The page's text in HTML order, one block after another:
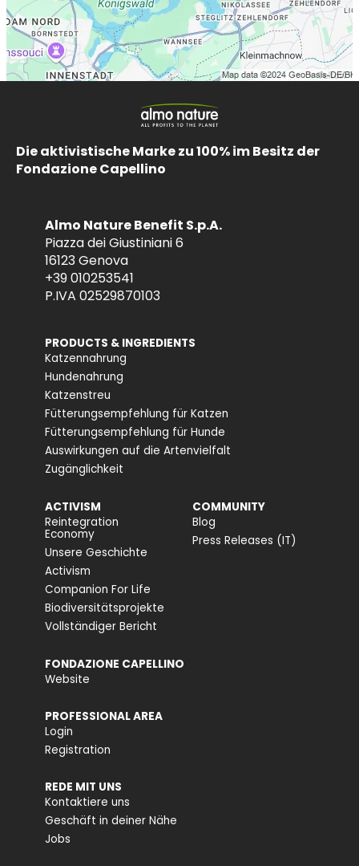
Die aktivistische Marke zu 100% im Besitz der
Fondazione Capellino
Almo Nature Benefit S.p.A.
Piazza dei Giustiniani 6
16123 Genova
+39 010253541
P.IVA 02529870103
PRODUCTS & INGREDIENTS
Katzennahrung
Hundenahrung
Katzenstreu
Fütterungsempfehlung für Katzen
Fütterungsempfehlung für Hunde
Auswirkungen auf die Artenvielfalt
Zugänglichkeit
ACTIVISM
Reintegration
Economy
Unsere Geschichte
Activism
Companion For Life
Biodiversitätsprojekte
Vollständiger Bericht
COMMUNITY
Blog
Press Releases (IT)
FONDAZIONE CAPELLINO
Website
PROFESSIONAL AREA
Login
Registration
REDE MIT UNS
Kontaktiere uns
Geschäft in deiner Nähe
Jobs